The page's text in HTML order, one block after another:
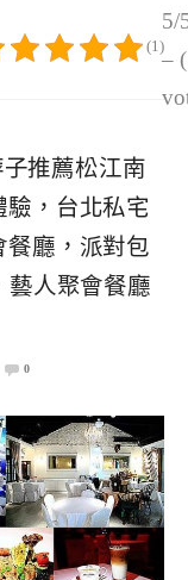
5/
–
(1)
子推薦松江南
，台北私宅
餐廳，派對包
藝人聚會餐廳
0